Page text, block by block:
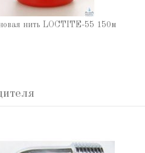
нить LOCTITE-55 150м